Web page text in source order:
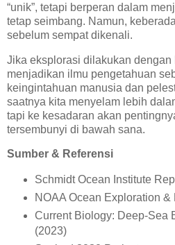
“unik”, tetapi berperan dalam
tetap seimbang. Namun,
sebelum sempat dikenali.
Jika eksplorasi dilakukan dengan
menjadikan ilmu pengetahuan
keingintahuan manusia dan
saatnya kita menyelam lebih
tapi ke kesadaran akan
tersembunyi di bawah sana.
Sumber & Referensi
Schmidt Ocean Institute
NOAA Ocean Exploration &
Current Biology: Deep-Sea
(2023)